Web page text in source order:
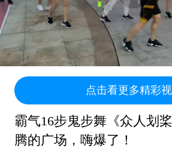
点击看更多精彩
霸气16步鬼步舞《众人划
腾的广场，嗨爆了！